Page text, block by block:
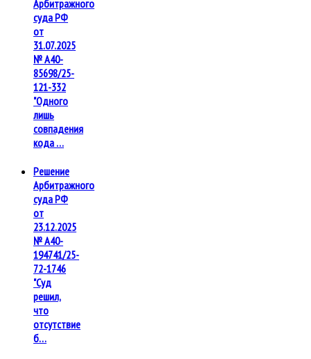
Арбитражного
суда РФ
от
31.07.2025
№ А40-
85698/25-
121-332
"Одного
лишь
совпадения
кода …
Решение
Арбитражного
суда РФ
от
23.12.2025
№ А40-
194741/25-
72-1746
"Суд
решил,
что
отсутствие
б…